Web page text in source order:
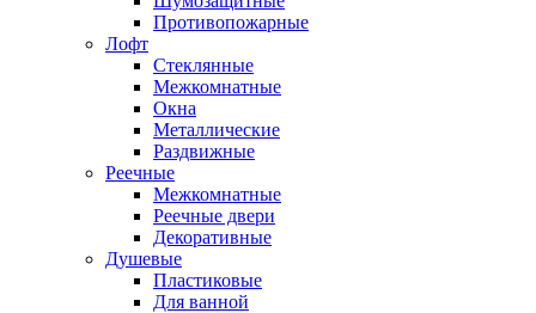
Противопожарные
Лофт
Стеклянные
Межкомнатные
Окна
Металлические
Раздвижные
Реечные
Межкомнатные
Реечные двери
Декоративные
Душевые
Пластиковые
Для ванной